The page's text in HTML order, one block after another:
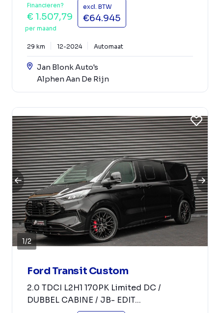
Financieren?
€ 1.507,79
per maand
excl. BTW
€64.945
29 km 12-2024 Automaat
Jan Blonk Auto's
Alphen Aan De Rijn
1/2
Ford Transit Custom
2.0 TDCI L2H1 170PK Limited DC /
DUBBEL CABINE / JB- EDIT...